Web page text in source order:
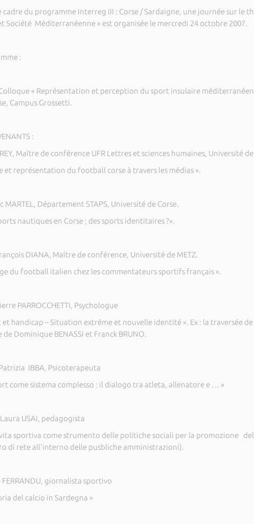
cadre du programme Interreg III : Corse / Sardaigne, une journée sur le
Société Méditerranéenne » est organisée le mercredi 24 octobre 2007.
:
« Représentation et perception du sport insulaire méditerranéen
Campus Grossetti.
:
Maître de conférence UFR Lettres et sciences humaines, Université de
et représentation du football corse à travers les médias ».
MARTEL, Département STAPS, Université de Corse.
nautiques en Corse ; des sports identitaires ?».
DIANA, Maître de conférence, Université de METZ.
du football italien chez les commentateurs sportifs français ».
PARROCCHETTI, Psychologue
et handicap – Situation extrême et nouvelle identité ». Ex : la traversée
de Dominique BENASSI et Franck BRUNO.
IBBA, Psicoterapeuta
come sistema complesso : il dialogo tra atleta, allenatore e … »
Laura USAI, pedagogista
sportiva come strumento delle politiche sociali per la promozione
di rete all'interno delle pusbliche amministrazioni).
FERRANDU, giornalista sportivo
del calcio in Sardegna »